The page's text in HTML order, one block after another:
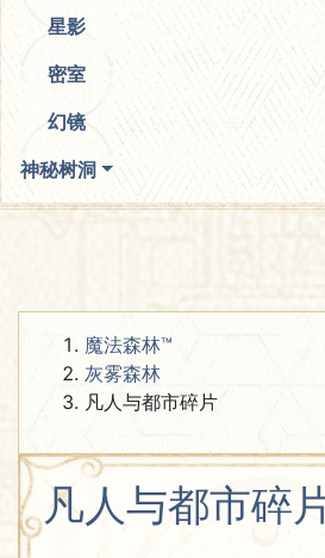
星影
密室
幻镜
神秘树洞
魔法森林™
灰雾森林
凡人与都市碎片
凡人与都市碎